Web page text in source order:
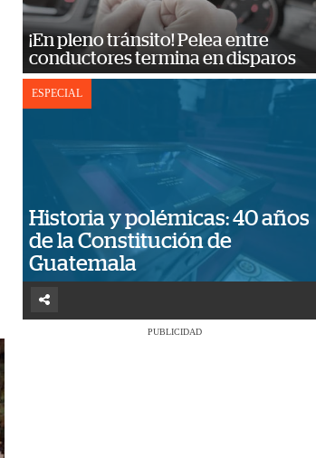
¡En pleno tránsito! Pelea entre
conductores termina en disparos
ESPECIAL
Historia y polémicas: 40 años
de la Constitución de
Guatemala
PUBLICIDAD